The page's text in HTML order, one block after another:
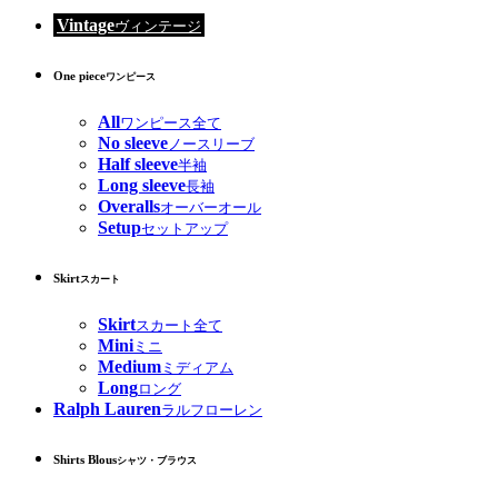
Vintageヴィンテージ
One pieceワンピース
Allワンピース全て
No sleeveノースリーブ
Half sleeve半袖
Long sleeve長袖
Overallsオーバーオール
Setupセットアップ
Skirtスカート
Skirtスカート全て
Miniミニ
Medium ミディアム
Longロング
Ralph Laurenラルフローレン
Shirts Blousシャツ・ブラウス